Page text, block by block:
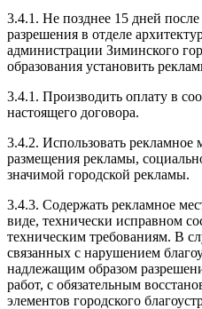
3.4.1. Не позднее 15 дней
разрешения в отделе
администрации Зиминского
образования установить
3.4.1. Производить оплату в
настоящего договора.
3.4.2. Использовать рекламное
размещения рекламы,
значимой городской рекламы.
3.4.3. Содержать рекламное
виде, технически исправном
техническим требованиям. В
связанных с нарушением
надлежащим образом
работ, с обязательным
элементов городского